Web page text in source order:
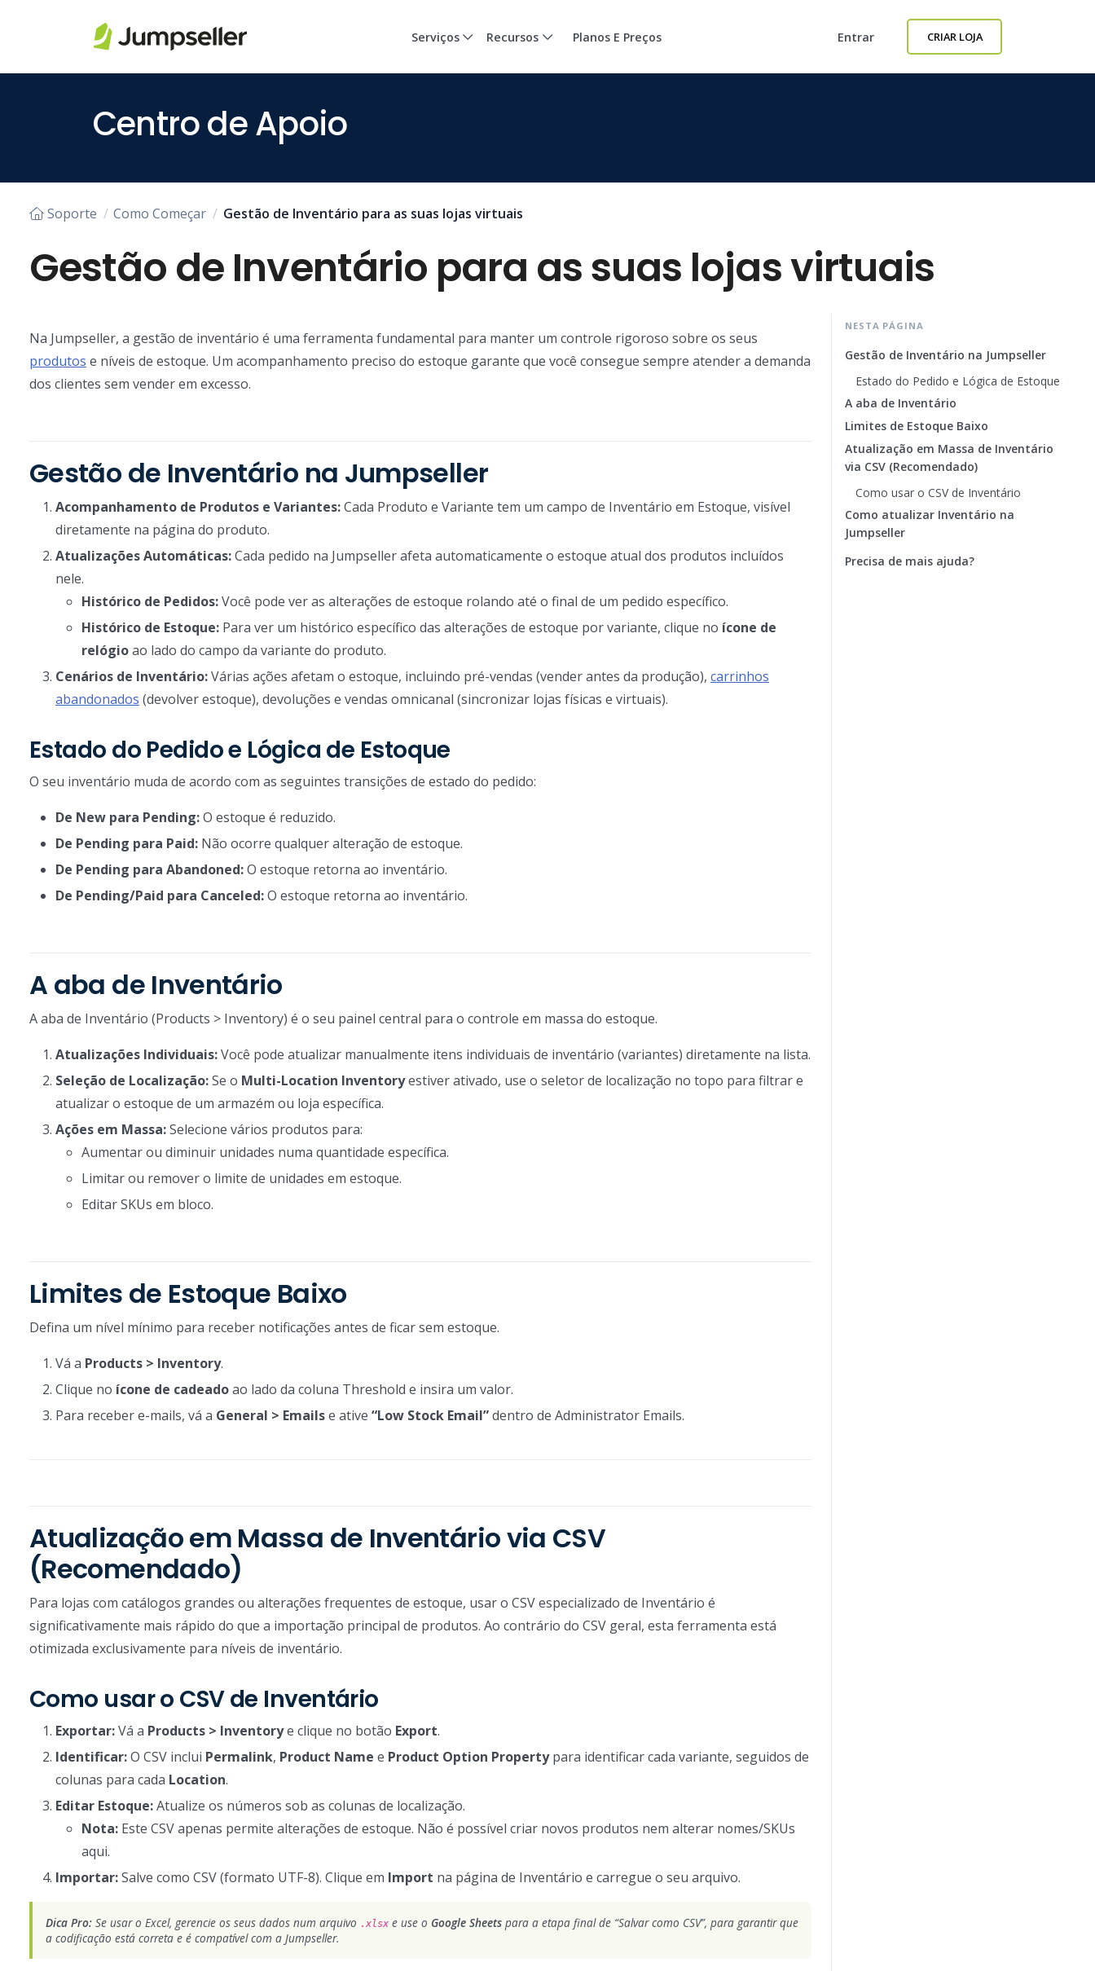
Pular para o conteúdo principal
Serviços Recursos Planos E Preços Entrar CRIAR LOJA
Centro de Apoio
Soporte Como Começar Gestão de Inventário para as suas lojas virtuais
Gestão de Inventário para as suas lojas virtuais
Na Jumpseller, a gestão de inventário é uma ferramenta fundamental para manter um controle rigoroso sobre os seus
produtos e níveis de estoque. Um acompanhamento preciso do estoque garante que você consegue sempre atender a demanda
dos clientes sem vender em excesso.
Gestão de Inventário na Jumpseller
Acompanhamento de Produtos e Variantes:Cada Produto e Variante tem um campo de Inventário em Estoque, visível
diretamente na página do produto.
Atualizações Automáticas:Cada pedido na Jumpseller afeta automaticamente o estoque atual dos produtos incluídos
nele.
Histórico de Pedidos:Você pode ver as alterações de estoque rolando até o final de um pedido específico.
Histórico de Estoque: Para ver um histórico específico das alterações de estoque por variante, clique no ícone de
relógioao lado do campo da variante do produto.
Cenários de Inventário:Várias ações afetam o estoque, incluindo pré-vendas (vender antes da produção), carrinhos
abandonados (devolver estoque), devoluções e vendas omnicanal (sincronizar lojas físicas e virtuais).
Estado do Pedido e Lógica de Estoque
O seu inventário muda de acordo com as seguintes transições de estado do pedido:
De New para Pending:O estoque é reduzido.
De Pending para Paid: Não ocorre qualquer alteração de estoque.
De Pending para Abandoned:O estoque retorna ao inventário.
De Pending/Paid para Canceled:O estoque retorna ao inventário.
A aba de Inventário
A aba de Inventário (Products > Inventory) é o seu painel central para o controle em massa do estoque.
Atualizações Individuais:Você pode atualizar manualmente itens individuais de inventário (variantes) diretamente na lista.
Seleção de Localização:Se o Multi-Location Inventoryestiver ativado, use o seletor de localização no topo para filtrar e
atualizar o estoque de um armazém ou loja específica.
Ações em Massa:Selecione vários produtos para:
Aumentar ou diminuir unidades numa quantidade específica.
Limitar ou remover o limite de unidades em estoque.
Editar SKUs em bloco.
Limites de Estoque Baixo
Defina um nível mínimo para receber notificações antes de ficar sem estoque.
Vá a Products > Inventory.
Clique no ícone de cadeadoao lado da coluna Threshold e insira um valor.
Para receber e-mails, vá a General > Emailse ative “Low Stock Email”dentro de Administrator Emails.
Atualização em Massa de Inventário via CSV
(Recomendado)
Para lojas com catálogos grandes ou alterações frequentes de estoque, usar o CSV especializado de Inventário é
significativamente mais rápido do que a importação principal de produtos. Ao contrário do CSV geral, esta ferramenta está
otimizada exclusivamente para níveis de inventário.
Como usar o CSV de Inventário
Exportar:Vá a Products > Inventorye clique no botão Export.
Identificar:O CSV inclui Permalink, Product Name e Product Option Propertypara identificar cada variante, seguidos de
colunas para cada Location.
Editar Estoque:Atualize os números sob as colunas de localização.
Nota: Este CSV apenas permite alterações de estoque. Não é possível criar novos produtos nem alterar nomes/SKUs
aqui.
Importar:Salve como CSV (formato UTF-8). Clique em Import na página de Inventário e carregue o seu arquivo.
Dica Pro: Se usar o Excel, gerencie os seus dados num arquivo .xlsx e use o Google Sheets para a etapa final de “Salvar como CSV”, para garantir que
a codificação está correta e é compatível com a Jumpseller.
NESTA PÁGINA
Gestão de Inventário na Jumpseller
Estado do Pedido e Lógica de Estoque
A aba de Inventário
Limites de Estoque Baixo
Atualização em Massa de Inventário
via CSV (Recomendado)
Como usar o CSV de Inventário
Como atualizar Inventário na
Jumpseller
Precisa de mais ajuda?